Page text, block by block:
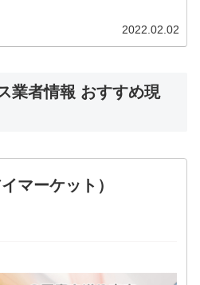
2022.02.02
業者情報 おすすめ現
マーケット）